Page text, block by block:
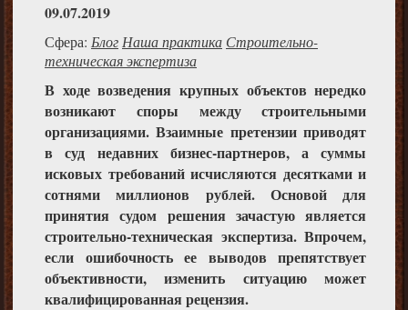
09.07.2019
Сфера: Блог Наша практика Строительно-
техническая экспертиза
В ходе возведения крупных объектов нередко
возникают споры между строительными
организациями. Взаимные претензии приводят
в суд недавних бизнес-партнеров, а суммы
исковых требований исчисляются десятками и
сотнями миллионов рублей. Основой для
принятия судом решения зачастую является
строительно-техническая экспертиза. Впрочем,
если ошибочность ее выводов препятствует
объективности, изменить ситуацию может
квалифицированная рецензия.